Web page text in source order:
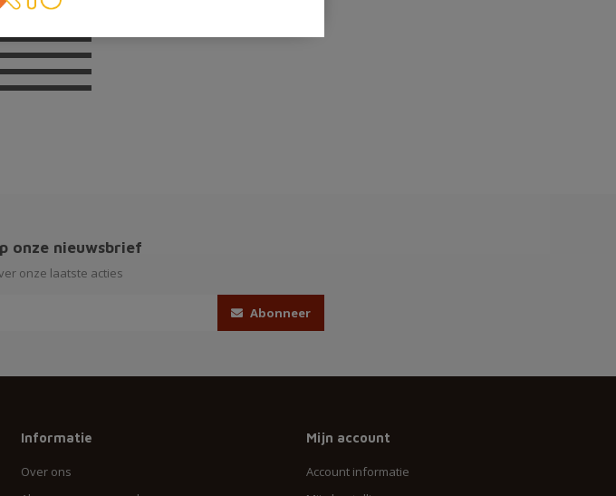
onze nieuwsbrief
onze laatste acties
Abonneer
Informatie
Over ons
Mijn account
Account informatie